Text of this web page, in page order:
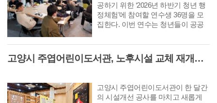
공하기 위한 ‘2026년 하반기 청년 행
정체험’에 참여할 연수생 36명을 모
집한다. 이번 연수는 청년들이 공공
시정에 대한 이해를 높이고 향후 본
인의 진로를 탐색하는 데 도움을 주
기 위해 마련됐다.
고양시 주엽어린이도서관, 노후시설 교체 재개관 '다락·아기 독서공간 등 조성'
고양시 주엽어린이도서관이 한 달간
의 시설개선 공사를 마치고 새롭게